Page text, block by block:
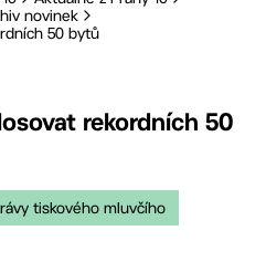
novinek
50 bytů
rekordních 50
tiskového mluvčího